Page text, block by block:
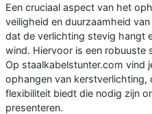
Een cruciaal aspect van het
veiligheid en duurzaamheid
dat de verlichting stevig hangt
wind. Hiervoor is een robuuste
Op staalkabelstunter.com vind
ophangen van
flexibiliteit biedt die nodig zijn
presenteren.